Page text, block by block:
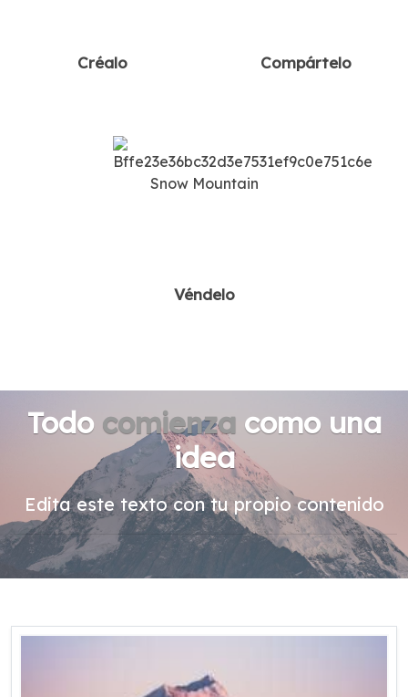
Créalo Compártelo
Véndelo
Todo comienza como una
idea
Edita este texto con tu propio contenido